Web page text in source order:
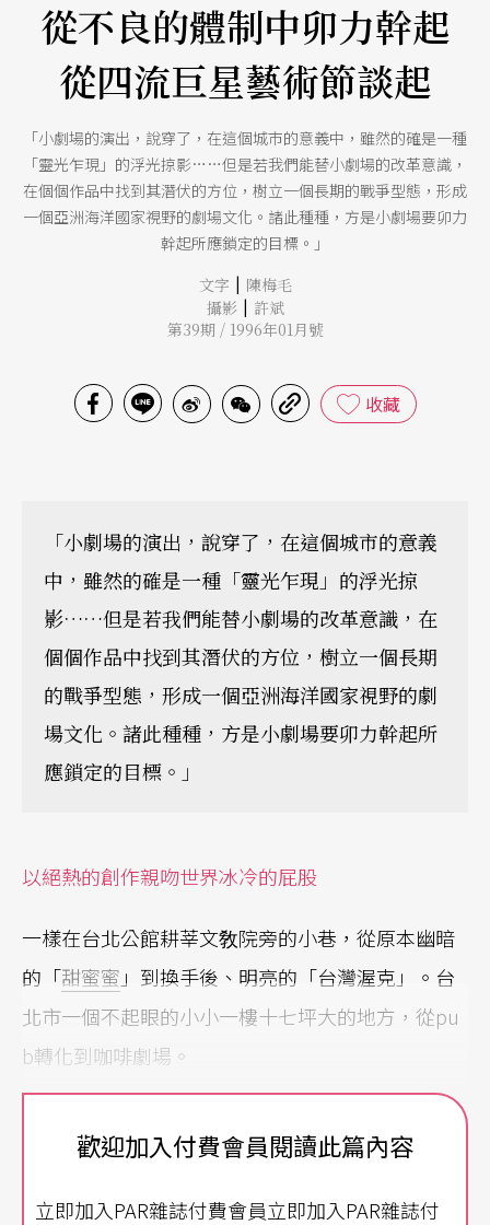
從不良的體制中卯力幹起
從四流巨星藝術節談起
「小劇場的演出，說穿了，在這個城市的意義中，雖然的確是一種
「靈光乍現」的浮光掠影……但是若我們能替小劇場的改革意識，
在個個作品中找到其潛伏的方位，樹立一個長期的戰爭型態，形成
一個亞洲海洋國家視野的劇場文化。諸此種種，方是小劇場要卯力
幹起所應鎖定的目標。」
文字 | 陳梅毛
攝影 | 許斌
第39期 / 1996年01月號
收藏
「小劇場的演出，說穿了，在這個城市的意義
中，雖然的確是一種「靈光乍現」的浮光掠
影……但是若我們能替小劇場的改革意識，在
個個作品中找到其潛伏的方位，樹立一個長期
的戰爭型態，形成一個亞洲海洋國家視野的劇
場文化。諸此種種，方是小劇場要卯力幹起所
應鎖定的目標。」
以絕熱的創作親吻世界冰冷的屁股
一樣在台北公館耕莘文敎院旁的小巷，從原本幽暗
的「甜蜜蜜 」到換手後、明亮的「台灣渥克」。台
北市一個不起眼的小小一樓十七坪大的地方，從pu
b轉化到咖啡劇場。
場工作者以最少的製作經費，但卻最忠實於自己創
作思想的作品，在和觀衆彼此呼吸互噴的距離，實
歡迎加入付費會員閱讀此篇內容
立即加入PAR雜誌付費會員立即加入PAR雜誌付